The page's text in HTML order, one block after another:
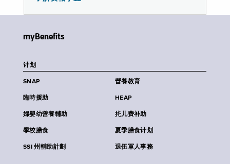
myBenefits
计划
SNAP 營養教育
臨時援助 HEAP
婦嬰幼營養輔助 扥儿费补助
學校膳食 夏季膳食计划
SSI 州輔助計劃 退伍軍人事務